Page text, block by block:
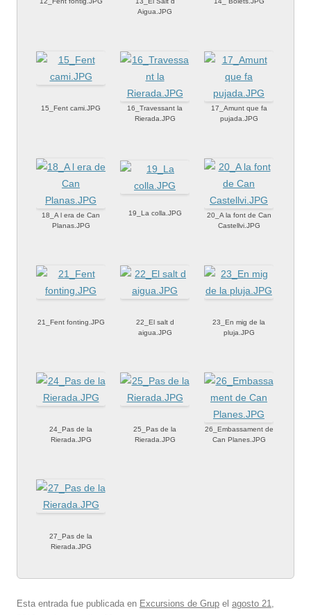
Aigua.JPG
15_Fent cami.JPG
16_Travessant la
Rierada.JPG
17_Amunt que fa
pujada.JPG
18_A l era de Can
Planas.JPG
19_La colla.JPG
20_A la font de Can
Castellvi.JPG
21_Fent fonting.JPG
22_El salt d
aigua.JPG
23_En mig de la
pluja.JPG
24_Pas de la
Rierada.JPG
25_Pas de la
Rierada.JPG
26_Embassament de
Can Planes.JPG
27_Pas de la
Rierada.JPG
Esta entrada fue publicada en Excursions de Grup el agosto 21,